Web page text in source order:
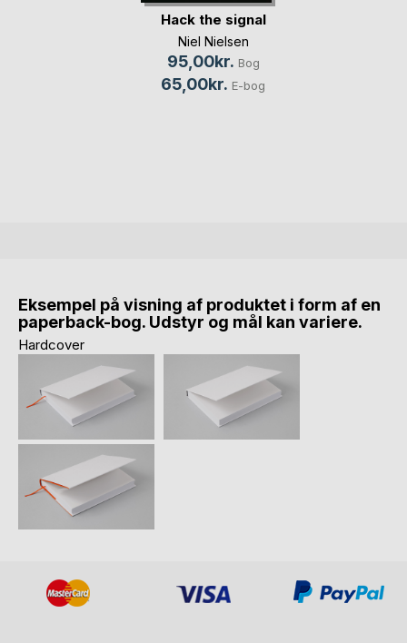
Hack the signal
Niel Nielsen
95,00kr. Bog
65,00kr. E-bog
Eksempel på visning af produktet i form af en
paperback-bog. Udstyr og mål kan variere.
Hardcover